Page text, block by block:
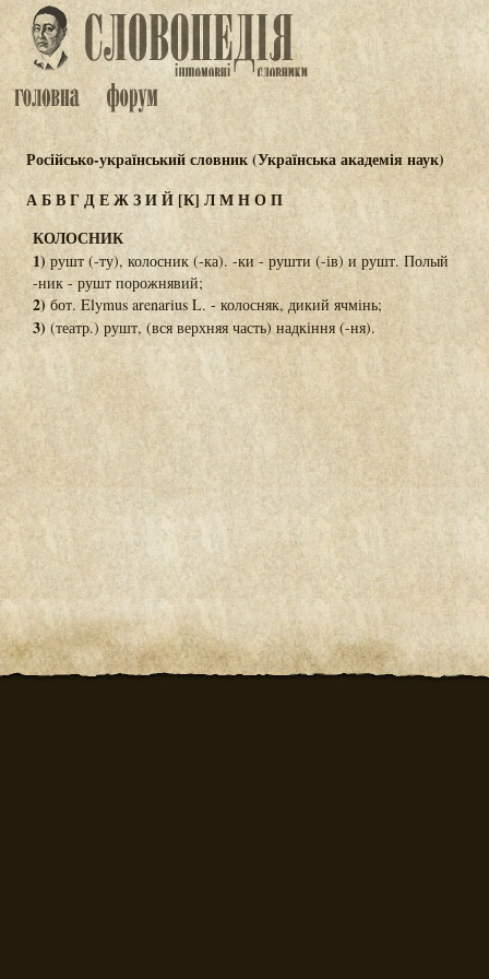
Російсько-український словник (Українська академія наук)
АБВГДЕЖЗИЙ[К]ЛМНОП
КОЛОСНИК
1) рушт (-ту), колосник (-ка). -ки - рушти (-ів) и рушт. Полый
-ник - рушт порожнявий;
2) бот. Elymus arenarius L. - колосняк, дикий ячмінь;
3) (театр.) рушт, (вся верхняя часть) надкіння (-ня).